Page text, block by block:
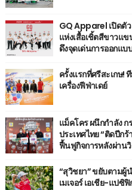
GQ Apparel เปิด
แห่งเสื้อเชิ้ตสีขาวแ
ดึงจุดเด่นการออกแบ
ครั้งแรกที่ศรีสะเกษ!
เครื่องฟีฟ่าเดย์
แม็คโคร ผนึกกำลัง
ประเทศไทย “ติดปีก
ฟื้นฟูกิจการหลังผ่าน
“สุวิชยา” ขยับตามผู้
เมเจอร์ เอเชีย-แปซิ